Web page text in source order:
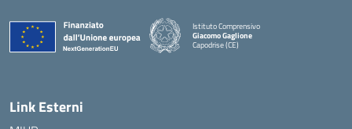
Istituto Comprensivo
Giacomo Gaglione
Capodrise (CE)
— Visita la pagina iniziale della scuola
Link Esterni